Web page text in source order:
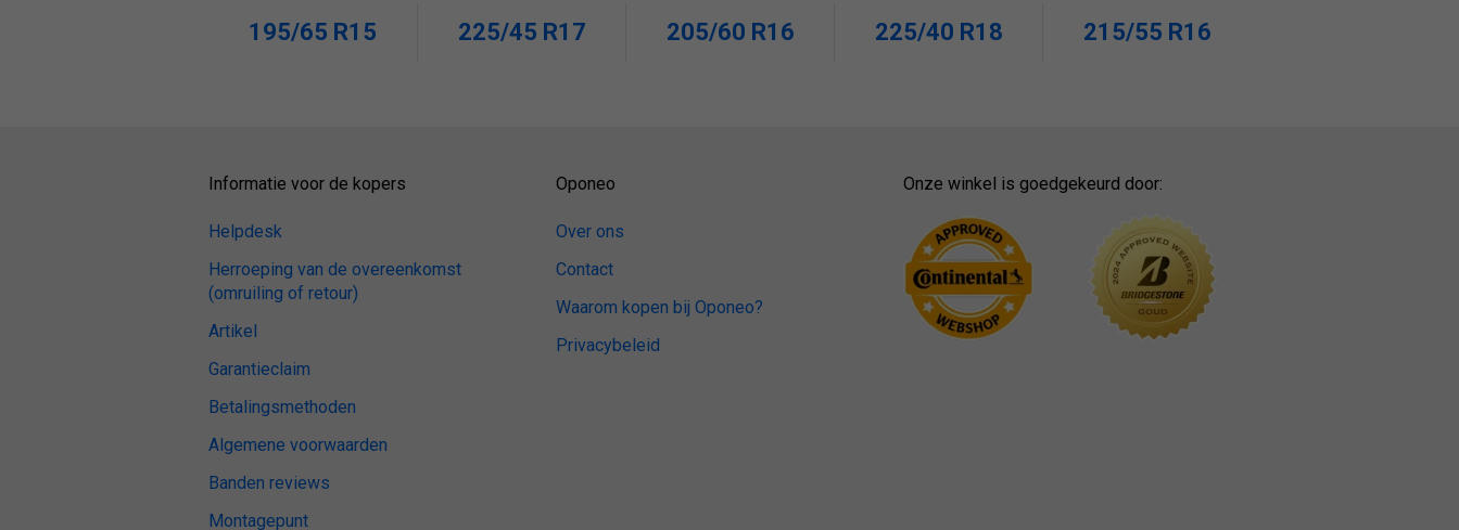
195/65 R15 225/45 R17 205/60 R16 225/40 R18 215/55 R16
Informatie voor de kopers
Helpdesk
Herroeping van de overeenkomst
(omruiling of retour)
Artikel
Garantieclaim
Betalingsmethoden
Algemene voorwaarden
Banden reviews
Montagepunt
Oponeo
Over ons
Contact
Waarom kopen bij Oponeo?
Privacybeleid
Onze winkel is goedgekeurd door: